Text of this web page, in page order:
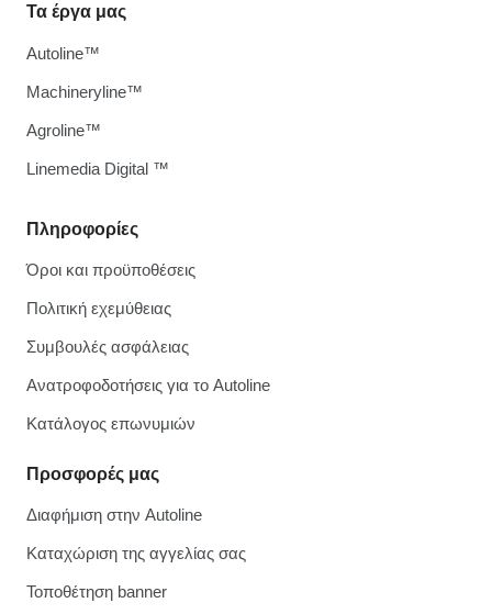
Πληροφορίες
Όροι και προϋποθέσεις
Πολιτική εχεμύθειας
Συμβουλές ασφάλειας
Ανατροφοδοτήσεις για το Autoline
Κατάλογος επωνυμιών
Προσφορές μας
Διαφήμιση στην Autoline
Καταχώριση της αγγελίας σας
Τοποθέτηση banner
Τα έργα μας
Autoline™
Machineryline™
Agroline™
Linemedia Digital ™